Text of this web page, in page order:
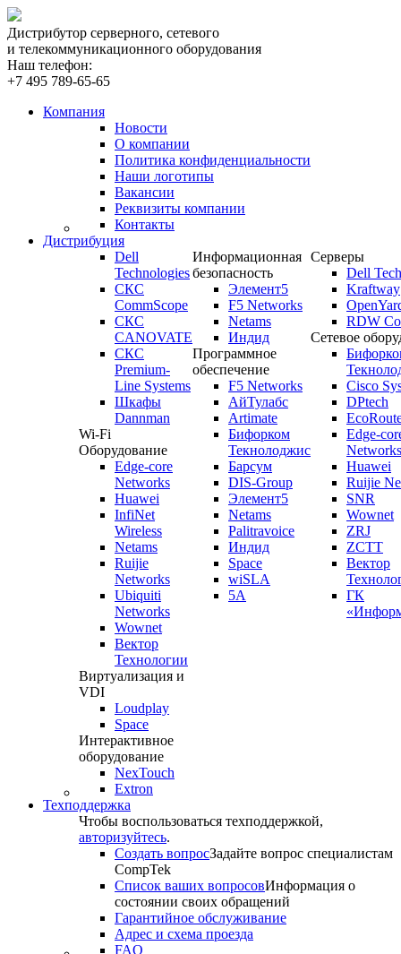
Дистрибутор серверного, сетевого
и телекоммуникационного оборудования
Наш телефон:
+7 495 789-65-65
Компания
Новости
О компании
Политика конфиденциальности
Наши логотипы
Вакансии
Реквизиты компании
Контакты
Дистрибуция
Dell
Technologies
СКС
CommScope
СКС
CANOVATE
СКС
Premium-
Line Systems
Шкафы
Dannman
Wi-Fi
Оборудование
Edge-core
Networks
Huawei
InfiNet
Wireless
Netams
Ruijie
Networks
Ubiquiti
Networks
Wownet
Вектор
Технологии
Виртуализация и
VDI
Loudplay
Space
Интерактивное
оборудование
NexTouch
Extron
Информационная
безопасность
Элемент5
F5 Networks
Netams
Индид
Программное
обеспечение
F5 Networks
АйТулабс
Artimate
Бифорком
Текнолоджис
Барсум
DIS-Group
Элемент5
Netams
Palitravoice
Индид
Space
wiSLA
5A
Серверы
Dell
Kraftway
RDW
Сетевое
Cisco
DPtech
Edge-
Networks
Huawei
Ruijie
SNR
Wownet
ZRJ
ZCTT
Вектор
ГК
Техподдержка
Чтобы воспользоваться техподдержкой,
авторизуйтесь.
Создать вопросЗадайте вопрос специалистам
CompTek
Список ваших вопросовИнформация о
состоянии своих обращений
Гарантийное обслуживание
Адрес и схема проезда
FAQ